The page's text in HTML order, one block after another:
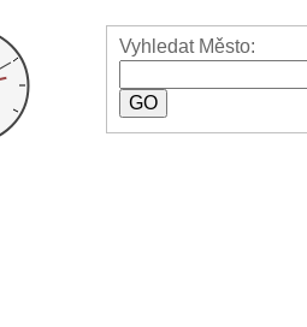
Vyhledat Město: